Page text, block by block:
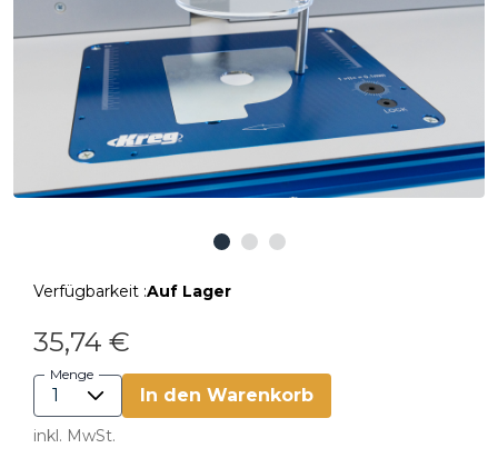
Verfügbarkeit :Auf Lager
35,74 €
Menge
In den Warenkorb
inkl. MwSt.